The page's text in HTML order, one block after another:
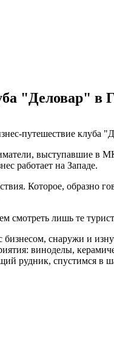
"Деловар" в
путешествие клуба
выступавшие в
работает на Западе.
Которое, образно
смотреть лишь те
бизнесом, снаружи и
виноделы,
рудник, спустимся в